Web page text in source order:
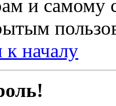
и самому
к началу